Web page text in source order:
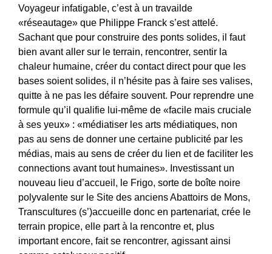
Voyageur infatigable, c’est à un travailde
«réseautage» que Philippe Franck s’est attelé.
Sachant que pour construire des ponts solides, il faut
bien avant aller sur le terrain, rencontrer, sentir la
chaleur humaine, créer du contact direct pour que les
bases soient solides, il n’hésite pas à faire ses valises,
quitte à ne pas les défaire souvent. Pour reprendre une
formule qu’il qualifie lui-même de «facile mais cruciale
à ses yeux» : «médiatiser les arts médiatiques, non
pas au sens de donner une certaine publicité par les
médias, mais au sens de créer du lien et de faciliter les
connections avant tout humaines». Investissant un
nouveau lieu d’accueil, le Frigo, sorte de boîte noire
polyvalente sur le Site des anciens Abattoirs de Mons,
Transcultures (s’)accueille donc en partenariat, crée le
terrain propice, elle part à la rencontre et, plus
important encore, fait se rencontrer, agissant ainsi